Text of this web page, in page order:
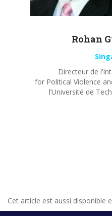
Rohan
Directeur de
for Political Violence
l’Université de
Cet article est aussi disponible